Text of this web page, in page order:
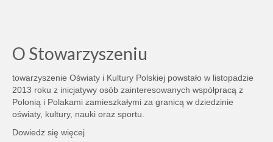
O Stowarzyszeniu
towarzyszenie Oświaty i Kultury Polskiej powstało w listopadzie
2013 roku z inicjatywy osób zainteresowanych współpracą z
Polonią i Polakami zamieszkałymi za granicą w dziedzinie
oświaty, kultury, nauki oraz sportu.
Dowiedz się więcej